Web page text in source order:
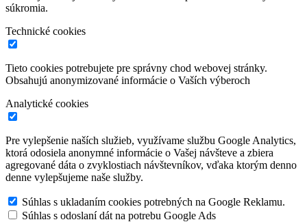
súkromia.
Technické cookies
Tieto cookies potrebujete pre správny chod webovej stránky.
Obsahujú anonymizované informácie o Vaších výberoch
Analytické cookies
Pre vylepšenie naších služieb, využívame službu Google Analytics,
ktorá odosiela anonymné informácie o Vašej návšteve a zbiera
agregované dáta o zvyklostiach návštevníkov, vďaka ktorým denno
denne vylepšujeme naše služby.
Súhlas s ukladaním cookies potrebných na Google Reklamu.
Súhlas s odoslaní dát na potrebu Google Ads